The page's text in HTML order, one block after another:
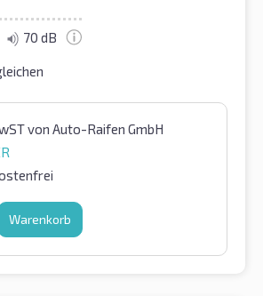
70 dB
von Auto-Raifen GmbH
Warenkorb